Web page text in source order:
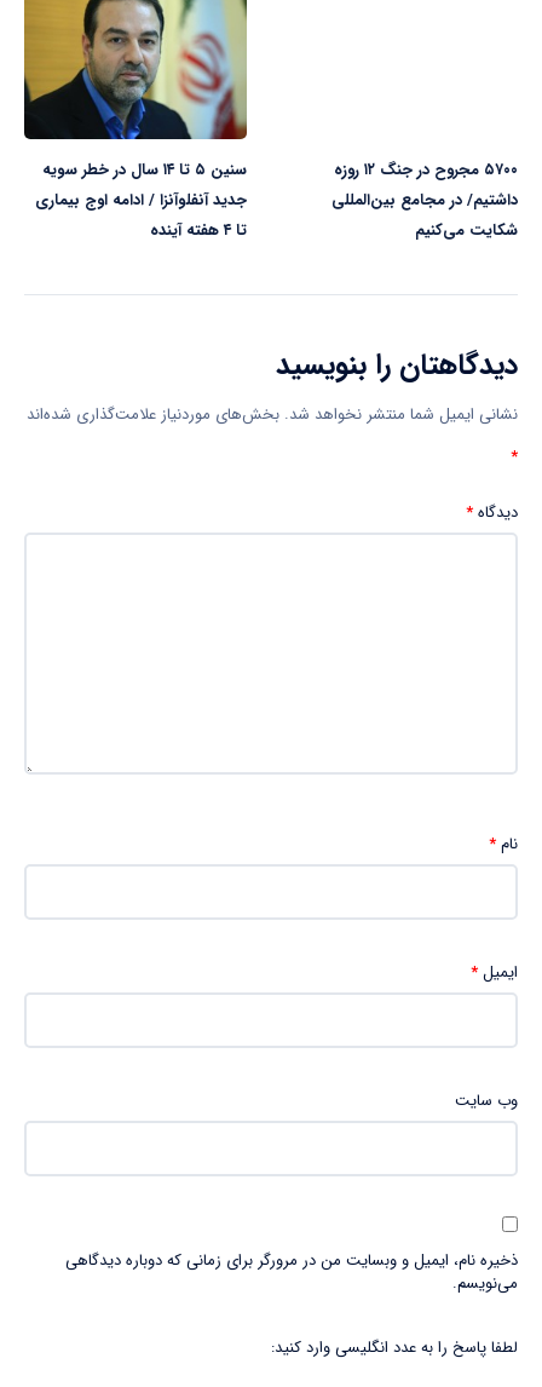
۵۷۰۰ مجروح در جنگ ۱۲ روزه
داشتیم/ در مجامع بین‌المللی
شکایت می‌کنیم
سنین ۵ تا ۱۴ سال در خطر سویه
جدید آنفلوآنزا / ادامه اوج بیماری
تا ۴ هفته آینده
دیدگاهتان را بنویسید
نشانی ایمیل شما منتشر نخواهد شد. بخش‌های موردنیاز علامت‌گذاری شده‌اند
*
دیدگاه*
نام*
ایمیل*
وب‌ سایت
ذخیره نام، ایمیل و وبسایت من در مرورگر برای زمانی که دوباره دیدگاهی
می‌نویسم.
لطفا پاسخ را به عدد انگلیسی وارد کنید: